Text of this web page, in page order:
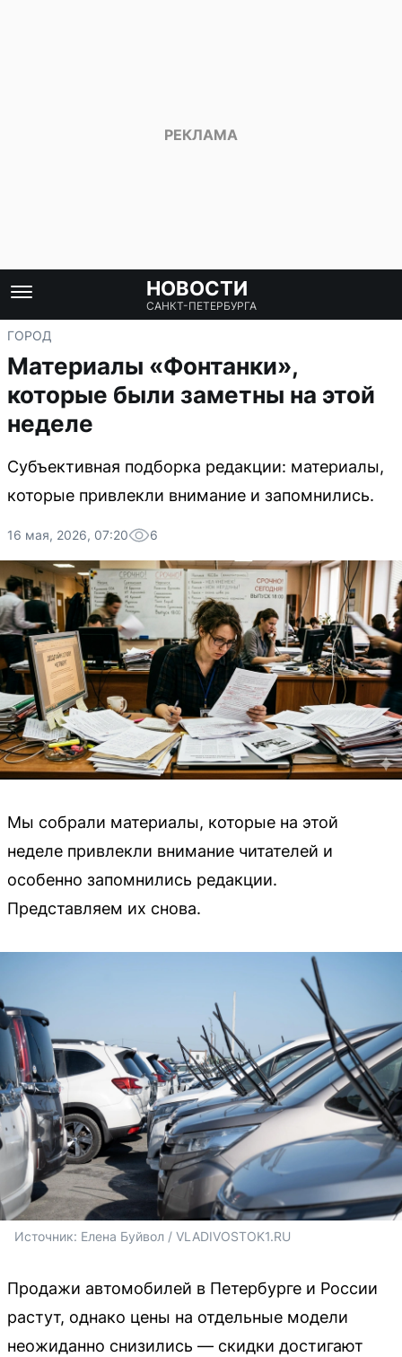
НОВОСТИ
САНКТ-ПЕТЕРБУРГА
ГОРОД
Материалы «Фонтанки»,
которые были заметны на этой
неделе
Субъективная подборка редакции: материалы,
которые привлекли внимание и запомнились.
16 мая, 2026, 07:20 6
Мы собрали материалы, которые на этой
неделе привлекли внимание читателей и
особенно запомнились редакции.
Представляем их снова.
Источник: Елена Буйвол / VLADIVOSTOK1.RU
Продажи автомобилей в Петербурге и России
растут, однако цены на отдельные модели
неожиданно снизились — скидки достигают